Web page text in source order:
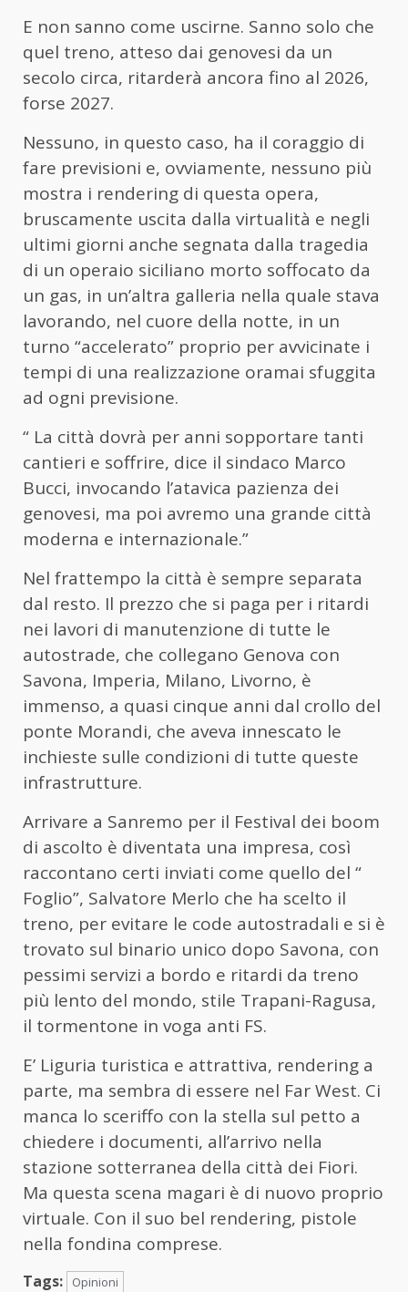
E non sanno come uscirne. Sanno solo che
quel treno, atteso dai genovesi da un
secolo circa, ritarderà ancora fino al 2026,
forse 2027.
Nessuno, in questo caso, ha il coraggio di
fare previsioni e, ovviamente, nessuno più
mostra i rendering di questa opera,
bruscamente uscita dalla virtualità e negli
ultimi giorni anche segnata dalla tragedia
di un operaio siciliano morto soffocato da
un gas, in un’altra galleria nella quale stava
lavorando, nel cuore della notte, in un
turno “accelerato” proprio per avvicinate i
tempi di una realizzazione oramai sfuggita
ad ogni previsione.
“ La città dovrà per anni sopportare tanti
cantieri e soffrire, dice il sindaco Marco
Bucci, invocando l’atavica pazienza dei
genovesi, ma poi avremo una grande città
moderna e internazionale.”
Nel frattempo la città è sempre separata
dal resto. Il prezzo che si paga per i ritardi
nei lavori di manutenzione di tutte le
autostrade, che collegano Genova con
Savona, Imperia, Milano, Livorno, è
immenso, a quasi cinque anni dal crollo del
ponte Morandi, che aveva innescato le
inchieste sulle condizioni di tutte queste
infrastrutture.
Arrivare a Sanremo per il Festival dei boom
di ascolto è diventata una impresa, così
raccontano certi inviati come quello del “
Foglio”, Salvatore Merlo che ha scelto il
treno, per evitare le code autostradali e si è
trovato sul binario unico dopo Savona, con
pessimi servizi a bordo e ritardi da treno
più lento del mondo, stile Trapani-Ragusa,
il tormentone in voga anti FS.
E’ Liguria turistica e attrattiva, rendering a
parte, ma sembra di essere nel Far West. Ci
manca lo sceriffo con la stella sul petto a
chiedere i documenti, all’arrivo nella
stazione sotterranea della città dei Fiori.
Ma questa scena magari è di nuovo proprio
virtuale. Con il suo bel rendering, pistole
nella fondina comprese.
Tags: Opinioni